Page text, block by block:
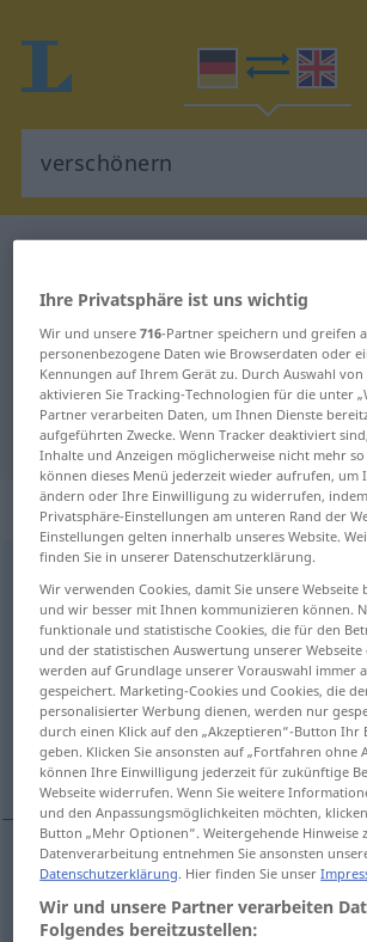
Deutsch-Englisch
"verschönern"
"verschönern" Englisch
Übersetzung
„verschönern“:
ge-
Übersicht aller Übersetzungen
(Für mehr Details die Übersetzung anklicken/
enhance, make more beautiful,
improve the appearance of
enhance,make(sth )morebeautiful,
improvethe appearanceof
Ihre Privatsphäre ist uns wichtig
Wir und unsere716-Partner speichern und greifen
personenbezogene Daten wie Browserdaten oder
Kennungen auf Ihrem Gerät zu. Durch Auswahl von
aktivieren Sie Tracking-Technologien für die unter
Partner verarbeiten Daten, um Ihnen Dienste
aufgeführten Zwecke. Wenn Tracker deaktiviert
Inhalte und Anzeigen möglicherweise nicht mehr
können dieses Menü jederzeit wieder aufrufen, um
ändern oder Ihre Einwilligung zu widerrufen,
Privatsphäre-Einstellungen am unteren Rand der
Einstellungen gelten innerhalb unseres Website.
finden Sie in unserer Datenschutzerklärung.
Wir verwenden Cookies, damit Sie unsere Webseite
und wir besser mit Ihnen kommunizieren können.
funktionale und statistische Cookies, die für den
und der statistischen Auswertung unserer
werden auf Grundlage unserer Vorauswahl immer
gespeichert. Marketing-Cookies und Cookies, die
personalisierter Werbung dienen, werden nur
durch einen Klick auf den „Akzeptieren“-Button Ihr
geben. Klicken Sie ansonsten auf „Fortfahren ohne
können Ihre Einwilligung jederzeit für zukünftige
Webseite widerrufen. Wenn Sie weitere
und den Anpassungsmöglichkeiten möchten,
Button „Mehr Optionen“. Weitergehende Hinweise
Datenverarbeitung entnehmen Sie ansonsten
Datenschutzerklärung. Hier finden Sie unser
Wir und unsere Partner verarbeiten
Folgendes bereitzustellen: